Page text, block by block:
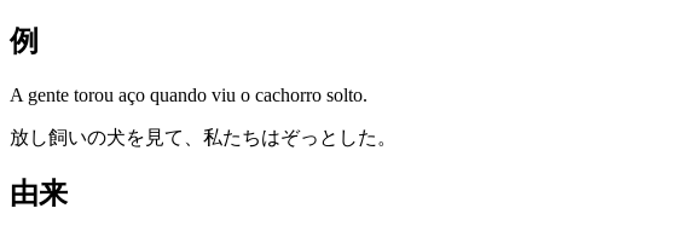
例
A gente torou aço quando viu o cachorro solto.
放し飼いの犬を見て、私たちはぞっとした。
由来